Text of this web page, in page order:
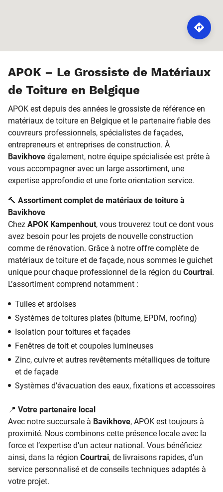
ROUTE
APOK – Le Grossiste de Matériaux
de Toiture en Belgique
APOK est depuis des années le grossiste de référence en
matériaux de toiture en Belgique et le partenaire fiable des
couvreurs professionnels, spécialistes de façades,
entrepreneurs et entreprises de construction. À
Bavikhove également, notre équipe spécialisée est prête à
vous accompagner avec un large assortiment, une
expertise approfondie et une forte orientation service.
🔨 Assortiment complet de matériaux de toiture à
Bavikhove
Chez APOK Kampenhout, vous trouverez tout ce dont vous
avez besoin pour les projets de nouvelle construction
comme de rénovation. Grâce à notre offre complète de
matériaux de toiture et de façade, nous sommes le guichet
unique pour chaque professionnel de la région du Courtrai.
L’assortiment comprend notamment :
Tuiles et ardoises
Systèmes de toitures plates (bitume, EPDM, roofing)
Isolation pour toitures et façades
Fenêtres de toit et coupoles lumineuses
Zinc, cuivre et autres revêtements métalliques de toiture
et de façade
Systèmes d’évacuation des eaux, fixations et accessoires
📍 Votre partenaire local
Avec notre succursale à Bavikhove, APOK est toujours à
proximité. Nous combinons cette présence locale avec la
force et l’expertise d’un acteur national. Vous bénéficiez
ainsi, dans la région Courtrai, de livraisons rapides, d’un
service personnalisé et de conseils techniques adaptés à
votre projet.